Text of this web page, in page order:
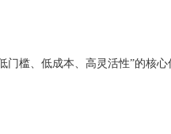
门槛、低成本、高灵活性”的核心